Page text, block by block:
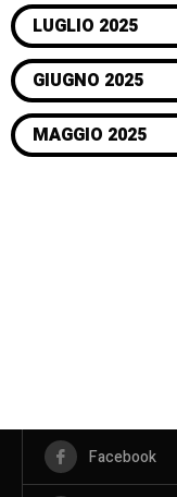
LUGLIO 2025
GIUGNO 2025
MAGGIO 2025
Facebook